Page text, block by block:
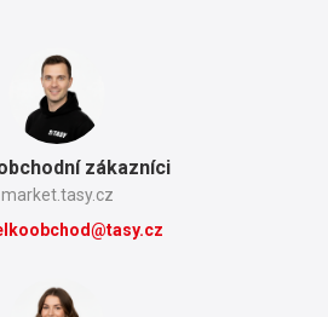
zákazníci
market.tasy.cz